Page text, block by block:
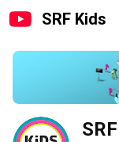
SRF Kids